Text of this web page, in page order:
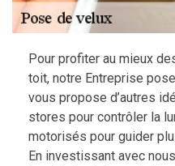
Pour profiter au mieux
toit, notre Entreprise
vous propose d’autres
stores pour contrôler la
motorisés pour guider
En investissant avec